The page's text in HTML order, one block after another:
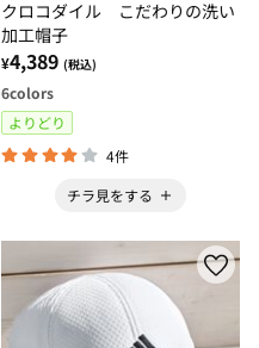
クロコダイル こだわりの洗い
加工帽子
¥4,389 (税込)
6colors
よりどり
4件
チラ見をする